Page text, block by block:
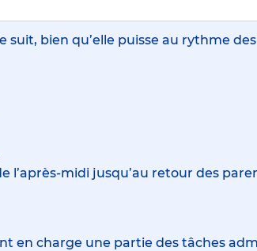
suit, bien qu’elle puisse au rythme
l’après-midi jusqu’au retour des
en charge une partie des tâches